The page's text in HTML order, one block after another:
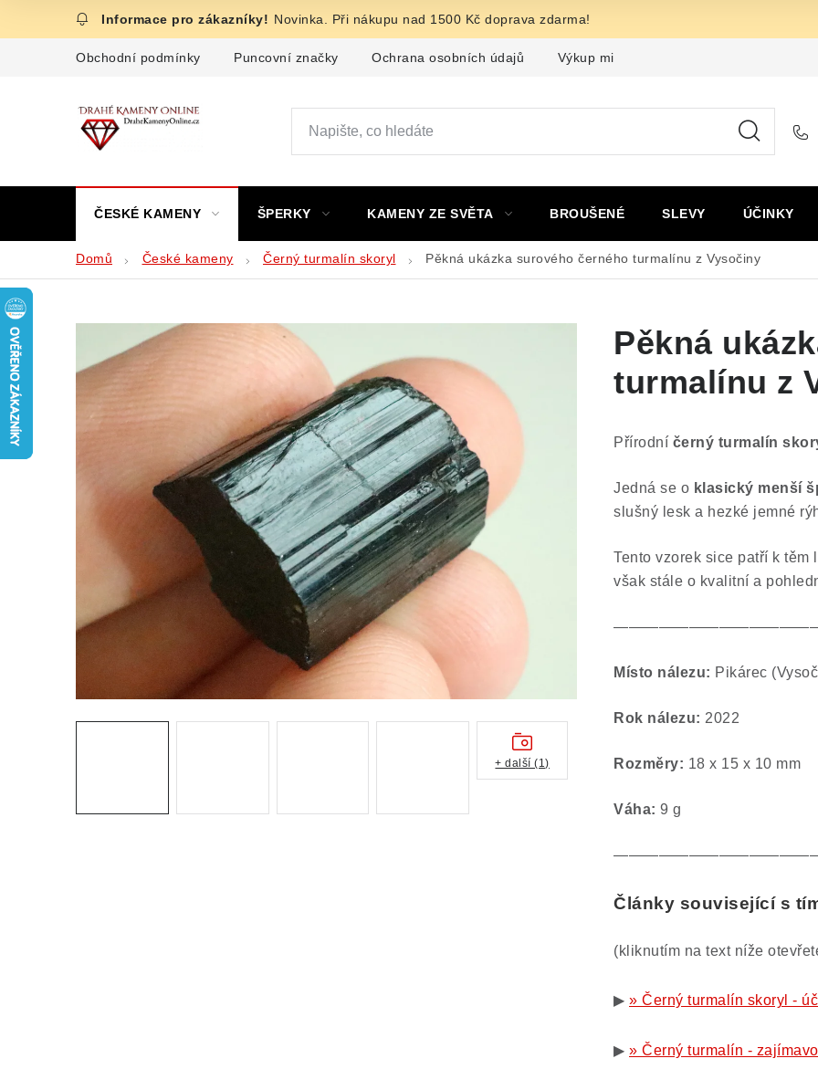
Novinka. Při nákupu nad 1500 Kč doprava zdarma!
Obchodní podmínky Puncovní značky Ochrana osobních údajů Výkup minerálů a drahých kamenů
ČESKÉ KAMENY ŠPERKY KAMENY ZE SVĚTA BROUŠENÉ SLEVY ÚČINKY
Domů České kameny Černý turmalín skoryl Pěkná ukázka surového černého turmalínu z Vysočiny
Pěkná
turmalínu z
Přírodní černý turmalín
Jedná se o klasický menší
slušný lesk a hezké jemné
Tento vzorek sice patří k
však stále o kvalitní a
Místo nálezu: Pikárec
Rok nálezu: 2022
Rozměry: 18 x 15 x 10 mm
Váha: 9 g
Články související s
(kliknutím na text níže
▶ » Černý turmalín skoryl -
▶ » Černý turmalín -
+ další (1)